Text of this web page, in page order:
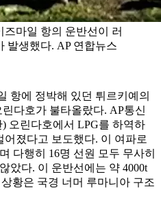
즈마일 항의 운반선이 러
발생했다. AP 연합뉴스
항에 정박해 있던 튀르키예의
다호가 불타올랐다. AP통신
오린다호에서 LPG를 하역하
졌다고 보도했다. 이 여파로
다행히 16명 선원 모두 무사히
았다. 이 운반선에는 약 4000t
황은 국경 너머 루마니아 구조